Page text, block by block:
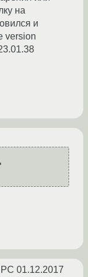
на
и
version
01.12.2017